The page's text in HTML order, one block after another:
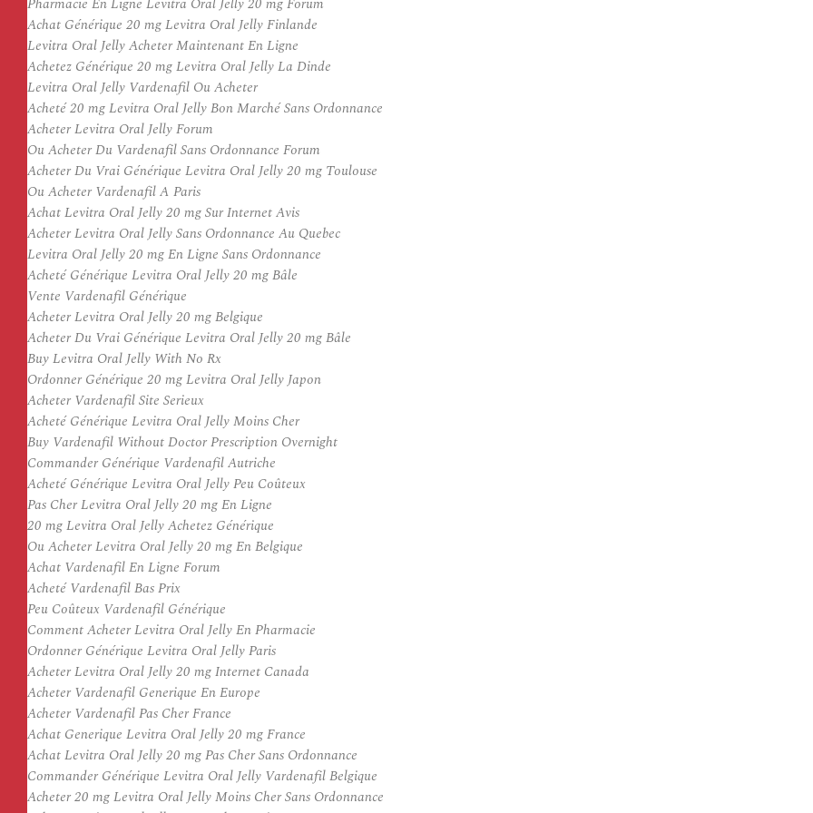
Achat Générique 20 mg Levitra Oral Jelly Finlande
Levitra Oral Jelly Acheter Maintenant En Ligne
Achetez Générique 20 mg Levitra Oral Jelly La Dinde
Levitra Oral Jelly Vardenafil Ou Acheter
Acheté 20 mg Levitra Oral Jelly Bon Marché Sans Ordonnance
Acheter Levitra Oral Jelly Forum
Ou Acheter Du Vardenafil Sans Ordonnance Forum
Acheter Du Vrai Générique Levitra Oral Jelly 20 mg Toulouse
Ou Acheter Vardenafil A Paris
Achat Levitra Oral Jelly 20 mg Sur Internet Avis
Acheter Levitra Oral Jelly Sans Ordonnance Au Quebec
Levitra Oral Jelly 20 mg En Ligne Sans Ordonnance
Acheté Générique Levitra Oral Jelly 20 mg Bâle
Vente Vardenafil Générique
Acheter Levitra Oral Jelly 20 mg Belgique
Acheter Du Vrai Générique Levitra Oral Jelly 20 mg Bâle
Buy Levitra Oral Jelly With No Rx
Ordonner Générique 20 mg Levitra Oral Jelly Japon
Acheter Vardenafil Site Serieux
Acheté Générique Levitra Oral Jelly Moins Cher
Buy Vardenafil Without Doctor Prescription Overnight
Commander Générique Vardenafil Autriche
Acheté Générique Levitra Oral Jelly Peu Coûteux
Pas Cher Levitra Oral Jelly 20 mg En Ligne
20 mg Levitra Oral Jelly Achetez Générique
Ou Acheter Levitra Oral Jelly 20 mg En Belgique
Achat Vardenafil En Ligne Forum
Acheté Vardenafil Bas Prix
Peu Coûteux Vardenafil Générique
Comment Acheter Levitra Oral Jelly En Pharmacie
Ordonner Générique Levitra Oral Jelly Paris
Acheter Levitra Oral Jelly 20 mg Internet Canada
Acheter Vardenafil Generique En Europe
Acheter Vardenafil Pas Cher France
Achat Generique Levitra Oral Jelly 20 mg France
Achat Levitra Oral Jelly 20 mg Pas Cher Sans Ordonnance
Commander Générique Levitra Oral Jelly Vardenafil Belgique
Acheter 20 mg Levitra Oral Jelly Moins Cher Sans Ordonnance